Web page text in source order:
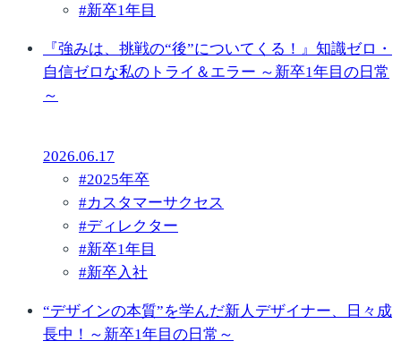
#新卒1年目
『強みは、挑戦の“後”についてくる！』知識ゼロ・
自信ゼロな私のトライ＆エラー ～新卒1年目の日常
～
2026.06.17
#2025年卒
#カスタマーサクセス
#ディレクター
#新卒1年目
#新卒入社
“デザインの本質”を学んだ新人デザイナー、日々成
長中！～新卒1年目の日常～